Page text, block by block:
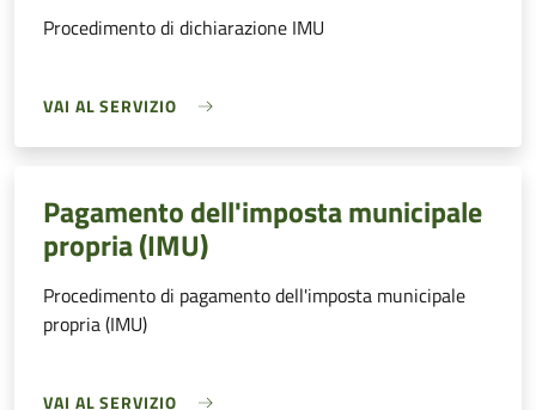
Procedimento di dichiarazione IMU
VAI AL SERVIZIO
Pagamento dell'imposta municipale
propria (IMU)
Procedimento di pagamento dell'imposta municipale
propria (IMU)
VAI AL SERVIZIO